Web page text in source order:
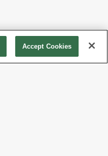
Accept Cookies